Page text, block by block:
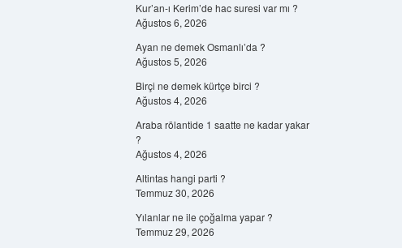
Kur’an-ı Kerim’de hac suresi var mı ?
Ağustos 6, 2026
Ayan ne demek Osmanlı’da ?
Ağustos 5, 2026
Birçi ne demek kürtçe birci ?
Ağustos 4, 2026
Araba rölantide 1 saatte ne kadar yakar
?
Ağustos 4, 2026
Altintas hangi parti ?
Temmuz 30, 2026
Yılanlar ne ile çoğalma yapar ?
Temmuz 29, 2026